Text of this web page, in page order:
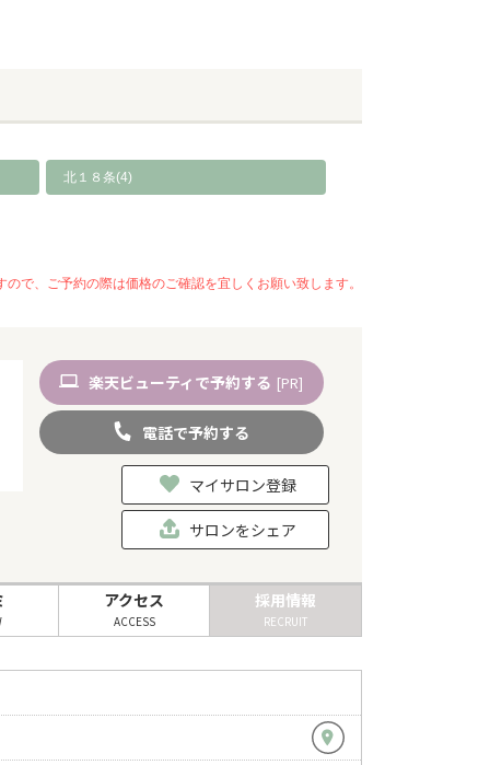
北１８条(4)
で、ご予約の際は価格のご確認を宜しくお願い致します。
楽天ビューティ で予約する [PR]
電話で予約する
マイサロン登録
サロンをシェア
アクセス
ACCESS
採用情報
RECRUIT